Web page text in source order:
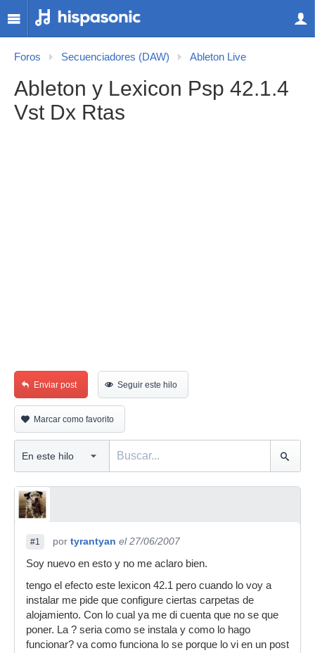
Foros Secuenciadores (DAW) Ableton Live
Ableton y Lexicon Psp 42.1.4
Vst Dx Rtas
Enviar post Seguir este hilo
Marcar como favorito
#1 por tyrantyan el 27/06/2007
Soy nuevo en esto y no me aclaro bien.
tengo el efecto este lexicon 42.1 pero cuando lo voy a
instalar me pide que configure ciertas carpetas de
alojamiento. Con lo cual ya me di cuenta que no se que
poner. La ? seria como se instala y como lo hago
funcionar? va como funciona lo se porque lo vi en un post